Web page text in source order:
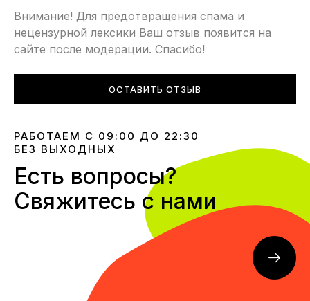
Внимание! Для предотвращения спама и
нецензурной лексики Ваш отзыв появится на
сайте после модерации. Спасибо!
ОСТАВИТЬ ОТЗЫВ
РАБОТАЕМ С 09:00 ДО 22:30
БЕЗ ВЫХОДНЫХ
Есть вопросы?
Свяжитесь с нами